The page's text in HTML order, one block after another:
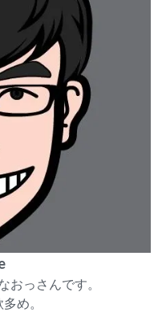
おっさんです。
め。